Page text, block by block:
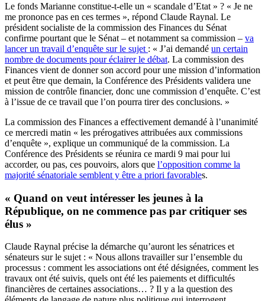
Le fonds Marianne constitue-t-elle un « scandale d’Etat » ? « Je ne
me prononce pas en ces termes », répond Claude Raynal. Le
président socialiste de la commission des Finances du Sénat
confirme pourtant que le Sénat – et notamment sa commission – va
lancer un travail d’enquête sur le sujet : « J’ai demandé un certain
nombre de documents pour éclairer le débat. La commission des
Finances vient de donner son accord pour une mission d’information
et peut être que demain, la Conférence des Présidents validera une
mission de contrôle financier, donc une commission d’enquête. C’est
à l’issue de ce travail que l’on pourra tirer des conclusions. »
La commission des Finances a effectivement demandé à l’unanimité
ce mercredi matin « les prérogatives attribuées aux commissions
d’enquête », explique un communiqué de la commission. La
Conférence des Présidents se réunira ce mardi 9 mai pour lui
accorder, ou pas, ces pouvoirs, alors que l’opposition comme la
majorité sénatoriale semblent y être a priori favorables.
« Quand on veut intéresser les jeunes à la
République, on ne commence pas par critiquer ses
élus »
Claude Raynal précise la démarche qu’auront les sénatrices et
sénateurs sur le sujet : « Nous allons travailler sur l’ensemble du
processus : comment les associations ont été désignées, comment les
travaux ont été suivis, quels ont été les paiements et difficultés
financières de certaines associations… ? Il y a la question des